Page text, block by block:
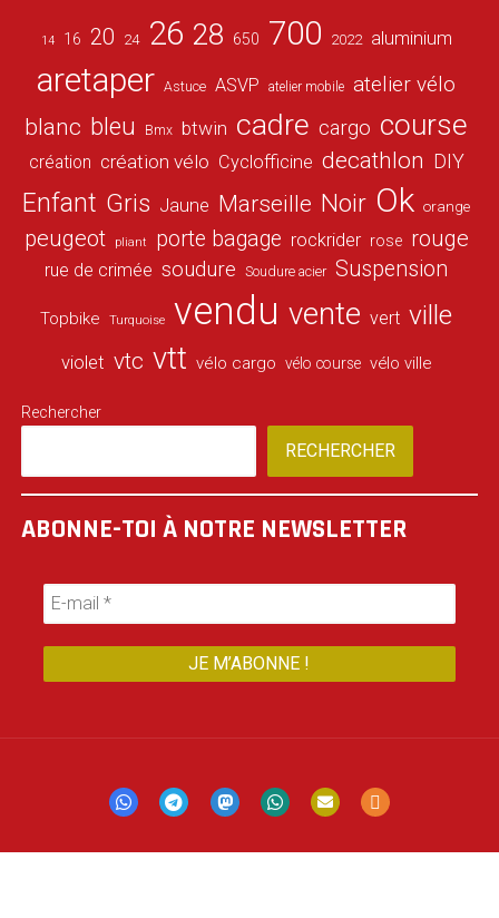
14 16 20 24 26 28 650 700 2022 aluminium
aretaper Astuce ASVP atelier mobile atelier vélo
blanc bleu Bmx btwin cadre cargo course
création création vélo Cyclofficine decathlon DIY
Enfant Gris Jaune Marseille Noir Ok orange
peugeot pliant porte bagage rockrider rose rouge
rue de crimée soudure Soudure acier Suspension
Topbike Turquoise vendu vente vert ville
violet vtc vtt vélo cargo vélo course vélo ville
Rechercher
RECHERCHER
ABONNE-TOI À NOTRE NEWSLETTER